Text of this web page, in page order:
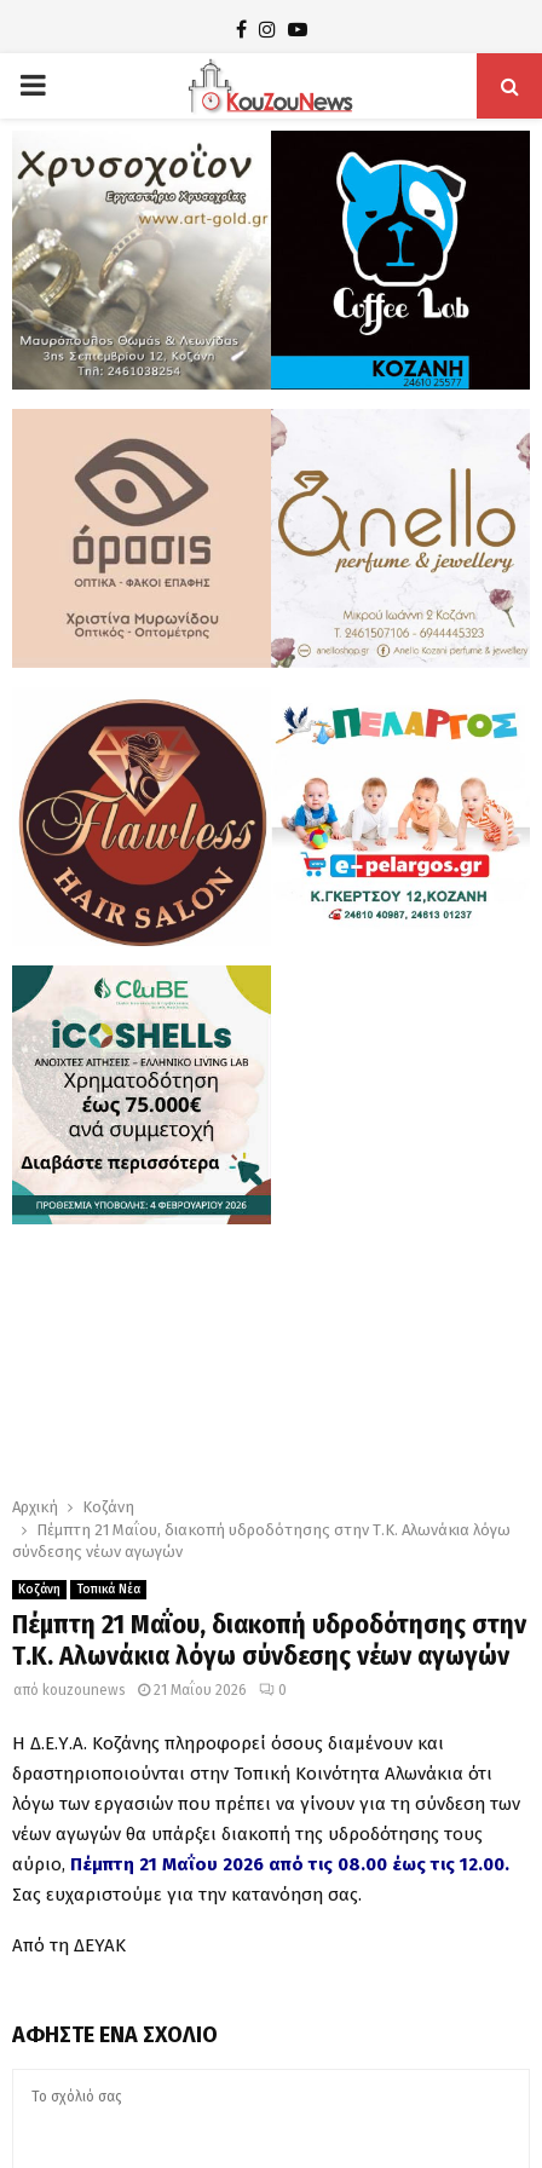
Facebook
Instagram
Youtube
PRIMARY
MENU
Αρχική
Κοζάνη
Πέμπτη 21 Μαΐου, διακοπή υδροδότησης στην Τ.Κ. Αλωνάκια λόγω
σύνδεσης νέων αγωγών
Κοζάνη Τοπικά Νέα
Πέμπτη 21 Μαΐου, διακοπή υδροδότησης στην
Τ.Κ. Αλωνάκια λόγω σύνδεσης νέων αγωγών
από kouzounews 21 Μαΐου 2026 0
Η Δ.Ε.Υ.Α. Κοζάνης πληροφορεί όσους διαμένουν και
δραστηριοποιούνται στην Τοπική Κοινότητα Αλωνάκια ότι
λόγω των εργασιών που πρέπει να γίνουν για τη σύνδεση των
νέων αγωγών θα υπάρξει διακοπή της υδροδότησης τους
αύριο, Πέμπτη 21 Μαΐου 2026 από τις 08.00 έως τις 12.00.
Σας ευχαριστούμε για την κατανόηση σας.
Από τη ΔΕΥΑΚ
ΑΦΉΣΤΕ ΈΝΑ ΣΧΌΛΙΟ